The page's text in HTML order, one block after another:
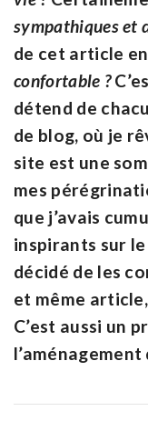
sympathiques et
de cet article
confortable ?
détend de
de blog, où je
site est une
mes
que j’avais
inspirants sur le
décidé de les
et même
C’est aussi un